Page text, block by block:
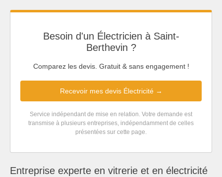
Besoin d'un Électricien à Saint-
Berthevin ?
Comparez les devis. Gratuit & sans engagement !
Recevoir mes devis Électricité →
Service indépendant de mise en relation. Votre demande est
transmise à plusieurs entreprises, indépendamment de celles
présentées sur cette page.
Entreprise experte en vitrerie et en électricité